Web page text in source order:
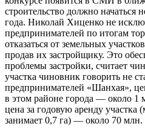
строительство должно начаться
года. Николай Хиценко не
предпринимателей по итогам
отказаться от земельных
продав их застройщику. Это
проблемы застройки, считает
участка чиновник говорить не
предпринимателей «Шанхая»,
в этом районе города — около
цена за годовую аренду
занимает 0,7 га) — около 70 млн.